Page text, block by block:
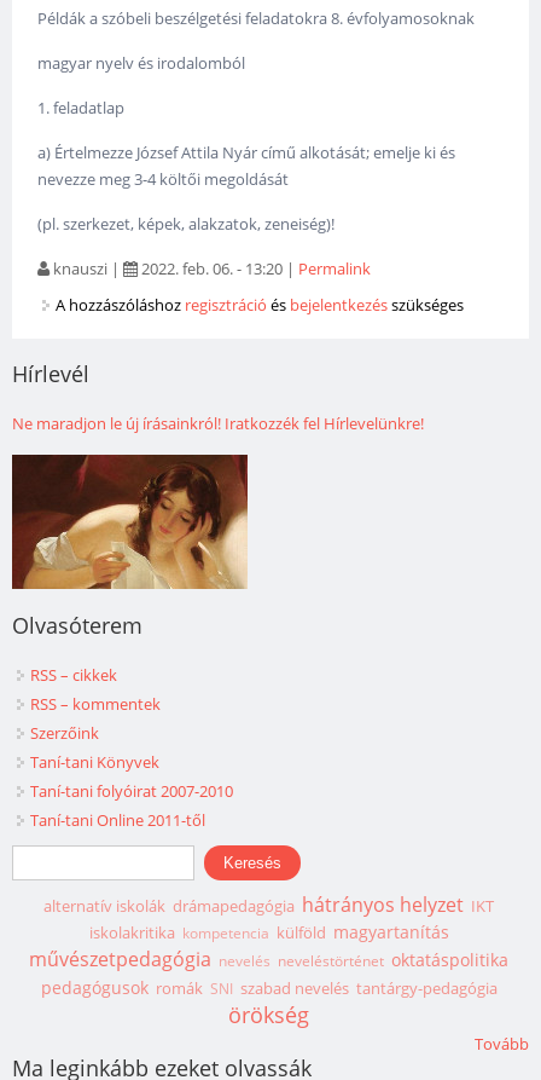
Példák a szóbeli beszélgetési feladatokra 8. évfolyamosoknak
magyar nyelv és irodalomból
1. feladatlap
a) Értelmezze József Attila Nyár című alkotását; emelje ki és
nevezze meg 3-4 költői megoldását
(pl. szerkezet, képek, alakzatok, zeneiség)!
knauszi | 2022. feb. 06. - 13:20 | Permalink
A hozzászóláshoz regisztráció és bejelentkezésszükséges
Hírlevél
Ne maradjon le új írásainkról! Iratkozzék fel Hírlevelünkre!
Olvasóterem
RSS – cikkek
RSS – kommentek
Szerzőink
Taní-tani Könyvek
Taní-tani folyóirat 2007-2010
Taní-tani Online 2011-től
Keresés űrlap
Keresés
alternatív iskolák drámapedagógia hátrányos helyzet IKT
iskolakritika kompetencia külföld magyartanítás
művészetpedagógia nevelés neveléstörténet oktatáspolitika
pedagógusok romák SNI szabad nevelés tantárgy-pedagógia
örökség
Tovább
Ma leginkább ezeket olvassák